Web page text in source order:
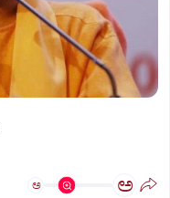
ಅ ಅ